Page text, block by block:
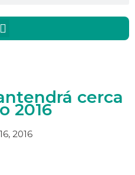
cerca
2016
2016